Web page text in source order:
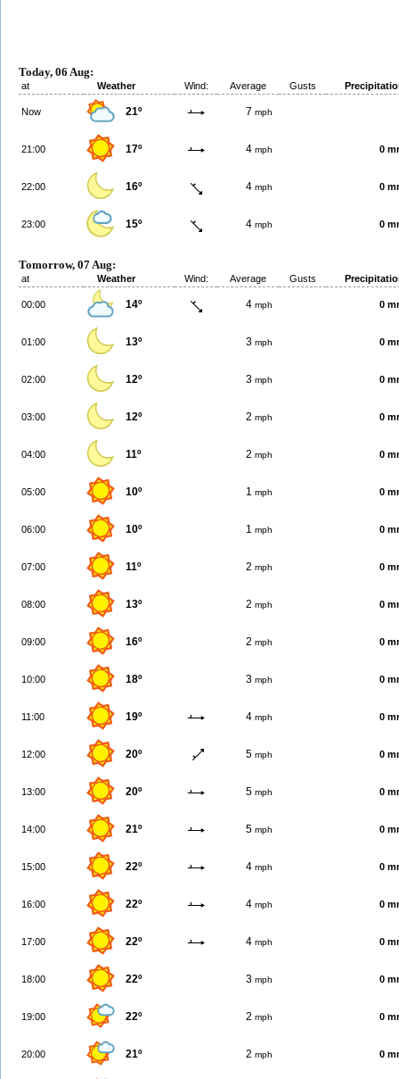
Today, 06 Aug:
at Weather Wind: Average Gusts
Now 21º 7 mph
21:00 17º 4 mph 0
22:00 16º 4 mph 0
23:00 15º 4 mph 0
Tomorrow, 07 Aug:
at Weather Wind: Average Gusts
00:00 14º 4 mph 0
01:00 13º 3 mph 0
02:00 12º 3 mph 0
03:00 12º 2 mph 0
04:00 11º 2 mph 0
05:00 10º 1 mph 0
06:00 10º 1 mph 0
07:00 11º 2 mph 0
08:00 13º 2 mph 0
09:00 16º 2 mph 0
10:00 18º 3 mph 0
11:00 19º 4 mph 0
12:00 20º 5 mph 0
13:00 20º 5 mph 0
14:00 21º 5 mph 0
15:00 22º 4 mph 0
16:00 22º 4 mph 0
17:00 22º 4 mph 0
18:00 22º 3 mph 0
19:00 22º 2 mph 0
20:00 21º 2 mph 0